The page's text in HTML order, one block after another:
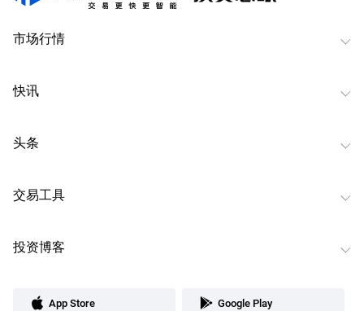
市场行情
快讯
头条
交易工具
投资博客
App Store Google Play